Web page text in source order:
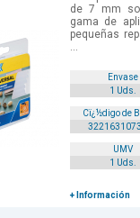
de 7 mm
gama de
pequeñas
...
Envase
1 Uds.
Cï¿½digo de
UMV
1 Uds.
+ Información